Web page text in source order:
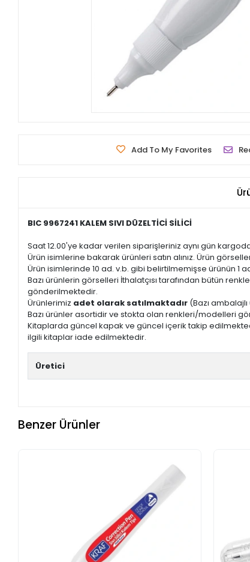
Add To My Favorites
BIC 9967241 KALEM SIVI DÜZELTİCİ SİLİCİ
Saat 12.00'ye kadar verilen siparişleriniz aynı gün
Ürün isimlerine bakarak ürünleri satın alınız. Ürün
Ürün isimlerinde 10 ad. v.b. gibi belirtilmemişse ürünün 1
Bazı ürünlerin görselleri İthalatçısı tarafından bütün
gönderilmektedir.
Ürünlerimiz adet olarak satılmaktadır (Bazı
Bazı ürünler asortidir ve stokta olan renkleri/modelleri
Kitaplarda güncel kapak ve güncel içerik takip
ilgili kitaplar iade edilmektedir.
Üretici
Benzer Ürünler